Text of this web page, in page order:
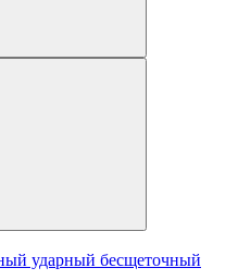
ударный бесщеточный